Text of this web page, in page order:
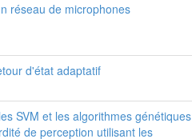
réseau de microphones
d'état adaptatif
SVM et les algorithmes génétiques
de perception utilisant les